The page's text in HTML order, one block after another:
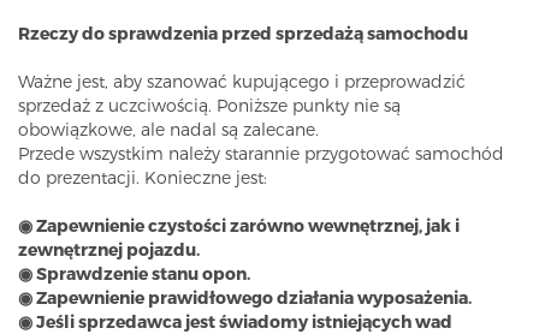
Rzeczy do sprawdzenia przed sprzedażą samochodu
Ważne jest, aby szanować kupującego i przeprowadzić
sprzedaż z uczciwością. Poniższe punkty nie są
obowiązkowe, ale nadal są zalecane.
Przede wszystkim należy starannie przygotować samochód
do prezentacji. Konieczne jest:
◉ Zapewnienie czystości zarówno wewnętrznej, jak i
zewnętrznej pojazdu.
◉ Sprawdzenie stanu opon.
◉ Zapewnienie prawidłowego działania wyposażenia.
◉ Jeśli sprzedawca jest świadomy istniejących wad